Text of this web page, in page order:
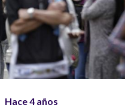
Hace 4 años